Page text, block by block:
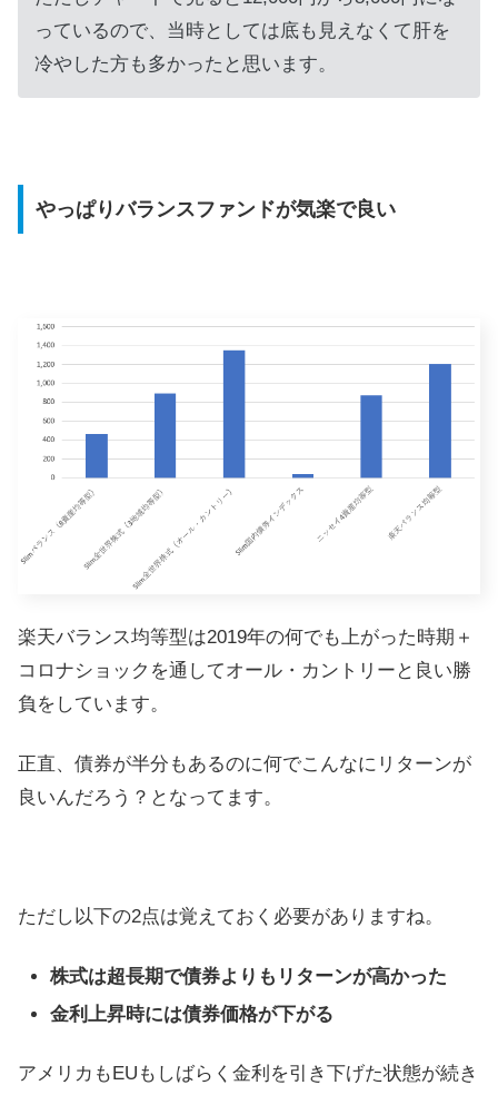
っているので、当時としては底も見えなくて肝を
冷やした方も多かったと思います。
やっぱりバランスファンドが気楽で良い
楽天バランス均等型は2019年の何でも上がった時期＋
コロナショックを通してオール・カントリーと良い勝
負をしています。
正直、債券が半分もあるのに何でこんなにリターンが
良いんだろう？となってます。
ただし以下の2点は覚えておく必要がありますね。
株式は超長期で債券よりもリターンが高かった
金利上昇時には債券価格が下がる
アメリカもEUもしばらく金利を引き下げた状態が続き